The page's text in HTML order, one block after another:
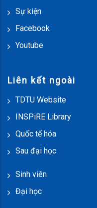
Sự kiện
Facebook
Youtube
Liên kết ngoài
TDTU Website
INSPiRE Library
Quốc tế hóa
Sau đại học
Sinh viên
Đại học